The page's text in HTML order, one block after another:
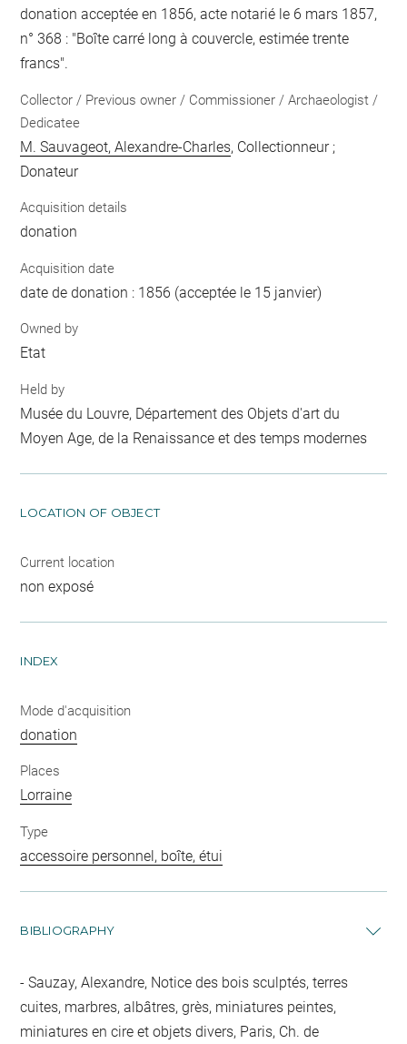
donation acceptée en 1856, acte notarié le 6 mars 1857,
n° 368 : "Boîte carré long à couvercle, estimée trente
francs".
Collector / Previous owner / Commissioner / Archaeologist /
Dedicatee
M. Sauvageot, Alexandre-Charles, Collectionneur ;
Donateur
Acquisition details
donation
Acquisition date
date de donation : 1856 (acceptée le 15 janvier)
Owned by
Etat
Held by
Musée du Louvre, Département des Objets d'art du
Moyen Age, de la Renaissance et des temps modernes
LOCATION OF OBJECT
Current location
non exposé
INDEX
Mode d'acquisition
donation
Places
Lorraine
Type
accessoire personnel, boîte, étui
BIBLIOGRAPHY
Sauzay, Alexandre, Notice des bois sculptés, terres
cuites, marbres, albâtres, grès, miniatures peintes,
miniatures en cire et objets divers, Paris, Ch. de